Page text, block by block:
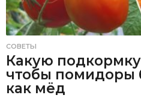
СОВЕТЫ
Какую
чтобы помидоры
как мёд